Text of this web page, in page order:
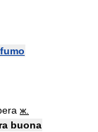
ж.
buona